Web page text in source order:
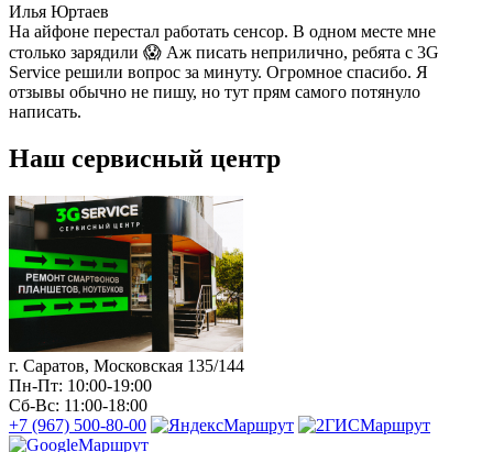
Илья Юртаев
На айфоне перестал работать сенсор. В одном месте мне
столько зарядили 😱 Аж писать неприлично, ребята с 3G
Service решили вопрос за минуту. Огромное спасибо. Я
отзывы обычно не пишу, но тут прям самого потянуло
написать.
Наш сервисный центр
г. Саратов, Московская 135/144
Пн-Пт: 10:00-19:00
Сб-Вс: 11:00-18:00
+7 (967) 500-80-00
Маршрут
Маршрут
Маршрут